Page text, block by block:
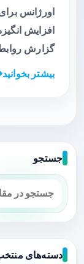
اورژانس
افزایش
گزارش
بیشتر بخوانید
جستجو
دسته‌های